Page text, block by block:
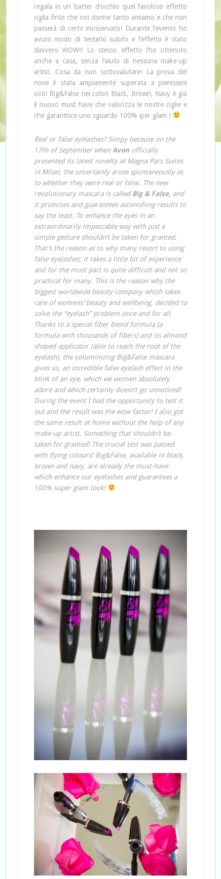
regala in un batter d’occhio quel favoloso effetto
ciglia finte che noi donne tanto amiamo e che non
passerà di certo inosservato! Durante l’evento ho
avuto modo di testarlo subito e l’effetto è stato
davvero WOW!! Lo stesso effetto l’ho ottenuto
anche a casa, senza l’aiuto di nessuna make-up
artist. Cosa da non sottovalutare! La prova del
nove è stata ampiamente superata a pienissimi
voti! Big&False nei colori Black, Brown, Navy è già
il nuovo must have che valorizza le nostre ciglie e
che garantisce uno sguardo 100% iper glam !
Real or false eyelashes? Simpy because on the
17th of September when Avonofficially
presented its latest novelty at Magna Pars Suites
in Milan, the uncertainly arose spontaneously as
to whether they were real or false. The new
revolutionary mascara is calledBig & False, and
it promises and guarantees astonishing results to
say the least. To enhance the eyes in an
extraordinarily impeccable way with just a
simple gesture shouldn’t be taken for granted.
That’s the reason as to why many resort to using
false eyelashes; it takes a little bit of experience
and for the most part is quite difficult and not so
practical for many. This is the reason why the
biggest worldwide beauty company which takes
care of womens’ beauty and wellbeing, decided to
solve the “eyelash” problem once and for all.
Thanks to a special fiber blend formula (a
formula with thousands of fibers) and its almond
shaped applicator (able to reach the root of the
eyelash), the voluminizing Big&False mascara
gives us, an incredible false eyelash effect in the
blink of an eye, which we women absolutely
adore and which certainly doesn’t go unnoticed!
During the event I had the opportunity to test it
out and the result was the wow factor! I also got
the same result at home without the help of any
make-up artist. Something that shouldn’t be
taken for granted! The crucial test was passed
with flying colours! Big&False, available in black,
brown and navy, are already the must-have
which enhance our eyelashes and guarantees a
100% super glam look!